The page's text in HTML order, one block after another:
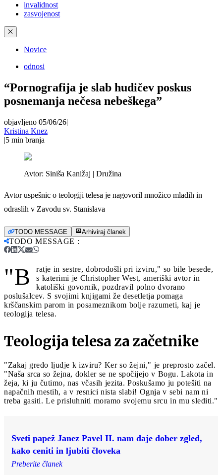
invalidnost
zasvojenost
✕
Novice
odnosi
“Pornografija je slab hudičev poskus
posnemanja nečesa nebeškega”
objavljeno 05/06/26|
Kristina Knez
|5 min branja
Avtor: Siniša Kanižaj | Družina
Avtor uspešnic o teologiji telesa je nagovoril množico mladih in
odraslih v Zavodu sv. Stanislava
TODO MESSAGE Arhiviraj članek
TODO MESSAGE :
"B
ratje in sestre, dobrodošli pri izviru," so bile besede,
s katerimi je Christopher West, ameriški avtor in
katoliški govornik, pozdravil polno dvorano
poslušalcev. S svojimi knjigami že desetletja pomaga
krščanskim parom in posameznikom bolje razumeti, kaj je
teologija telesa.
Teologija telesa za začetnike
"Zakaj gredo ljudje k izviru? Ker so žejni," je preprosto začel.
"Naša srca so žejna, dokler se ne spočijejo v Bogu. Lakota in
žeja, ki ju čutimo, nas včasih jezita. Poskušamo ju potešiti na
napačnih mestih, a v resnici nista slabi! Ognja v sebi nam ni
treba gasiti. Le prisluhniti moramo svojemu srcu in mu slediti."
Sveti papež Janez Pavel II. nam daje dober zgled,
kako ceniti in ljubiti človeka
Preberite članek